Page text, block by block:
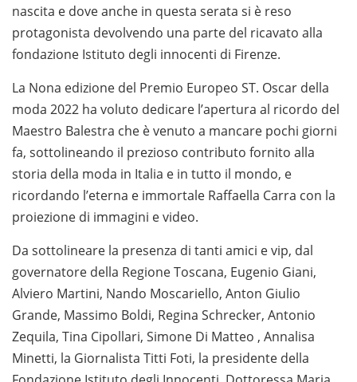
nascita e dove anche in questa serata si è reso
protagonista devolvendo una parte del ricavato alla
fondazione Istituto degli innocenti di Firenze.
La Nona edizione del Premio Europeo ST. Oscar della
moda 2022 ha voluto dedicare l’apertura al ricordo del
Maestro Balestra che è venuto a mancare pochi giorni
fa, sottolineando il prezioso contributo fornito alla
storia della moda in Italia e in tutto il mondo, e
ricordando l’eterna e immortale Raffaella Carra con la
proiezione di immagini e video.
Da sottolineare la presenza di tanti amici e vip, dal
governatore della Regione Toscana, Eugenio Giani,
Alviero Martini, Nando Moscariello, Anton Giulio
Grande, Massimo Boldi, Regina Schrecker, Antonio
Zequila, Tina Cipollari, Simone Di Matteo , Annalisa
Minetti, la Giornalista Titti Foti, la presidente della